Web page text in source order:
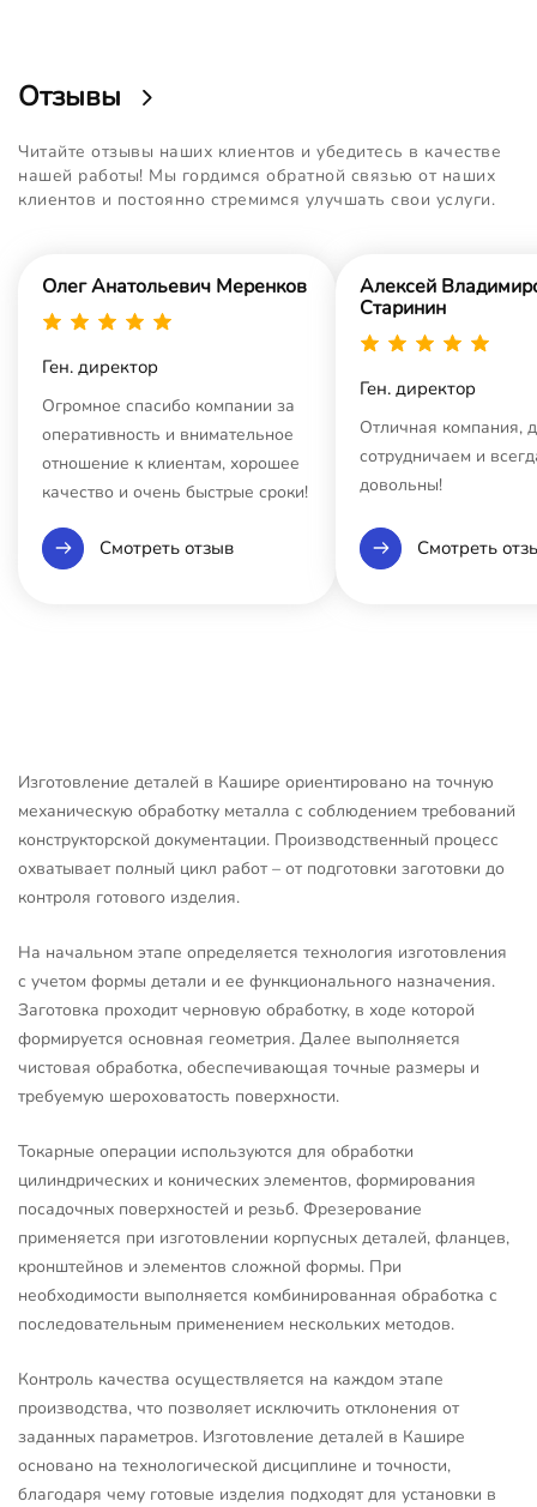
Отзывы
Читайте отзывы наших клиентов и убедитесь в качестве
нашей работы! Мы гордимся обратной связью от наших
клиентов и постоянно стремимся улучшать свои услуги.
Олег Анатольевич Меренков
Ген. директор
Огромное спасибо компании за
оперативность и внимательное
отношение к клиентам, хорошее
качество и очень быстрые сроки!
Смотреть отзыв
Алексей
Старинин
Ген. директор
Отличная компания,
сотрудничаем и
довольны!
Смотреть
Изготовление деталей в Кашире ориентировано на точную
механическую обработку металла с соблюдением требований
конструкторской документации. Производственный процесс
охватывает полный цикл работ – от подготовки заготовки до
контроля готового изделия.
На начальном этапе определяется технология изготовления
с учетом формы детали и ее функционального назначения.
Заготовка проходит черновую обработку, в ходе которой
формируется основная геометрия. Далее выполняется
чистовая обработка, обеспечивающая точные размеры и
требуемую шероховатость поверхности.
Токарные операции используются для обработки
цилиндрических и конических элементов, формирования
посадочных поверхностей и резьб. Фрезерование
применяется при изготовлении корпусных деталей, фланцев,
кронштейнов и элементов сложной формы. При
необходимости выполняется комбинированная обработка с
последовательным применением нескольких методов.
Контроль качества осуществляется на каждом этапе
производства, что позволяет исключить отклонения от
заданных параметров. Изготовление деталей в Кашире
основано на технологической дисциплине и точности,
благодаря чему готовые изделия подходят для установки в